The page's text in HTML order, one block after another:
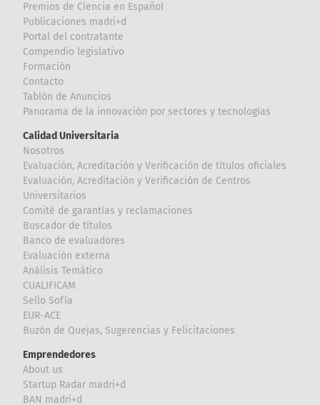
Premios de Ciencia en Español
Publicaciones madri+d
Portal del contratante
Compendio legislativo
Formación
Contacto
Tablón de Anuncios
Panorama de la innovación por sectores y tecnologías
Calidad Universitaria
Nosotros
Evaluación, Acreditación y Verificación de títulos oficiales
Evaluación, Acreditación y Verificación de Centros
Universitarios
Comité de garantías y reclamaciones
Buscador de títulos
Banco de evaluadores
Evaluación externa
Análisis Temático
CUALIFICAM
Sello Sofía
EUR-ACE
Buzón de Quejas, Sugerencias y Felicitaciones
Emprendedores
About us
Startup Radar madri+d
BAN madri+d